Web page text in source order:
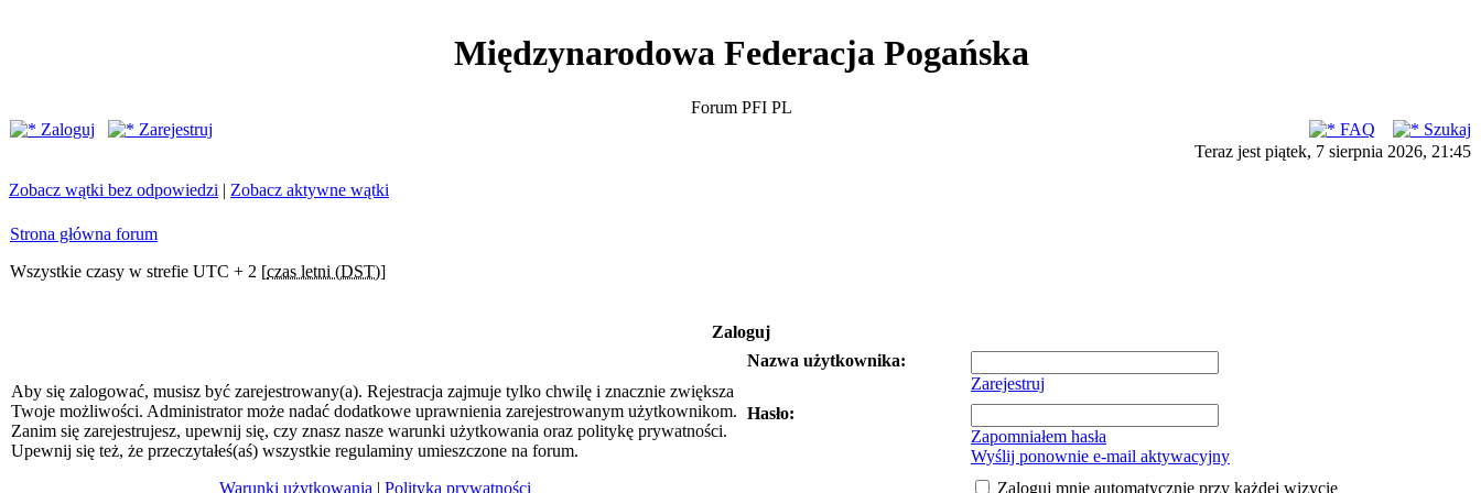
Międzynarodowa Federacja Pogańska
Forum PFI PL
Zaloguj
Zarejestruj FAQ
Szukaj
Teraz jest piątek, 7 sierpnia 2026, 21:45
Zobacz wątki bez odpowiedzi | Zobacz aktywne wątki
Strona główna forum
Wszystkie czasy w strefie UTC + 2 [czas letni (DST)]
Zaloguj
Aby się zalogować, musisz być zarejestrowany(a). Rejestracja zajmuje tylko chwilę i znacznie zwiększa
Twoje możliwości. Administrator może nadać dodatkowe uprawnienia zarejestrowanym użytkownikom.
Zanim się zarejestrujesz, upewnij się, czy znasz nasze warunki użytkowania oraz politykę prywatności.
Upewnij się też, że przeczytałeś(aś) wszystkie regulaminy umieszczone na forum.
Warunki użytkowania | Polityka prywatności
Nazwa użytkownika:
Zarejestruj
Hasło:
Zapomniałem hasła
Wyślij ponownie e-mail aktywacyjny
Zaloguj mnie automatycznie przy każdej wizycie